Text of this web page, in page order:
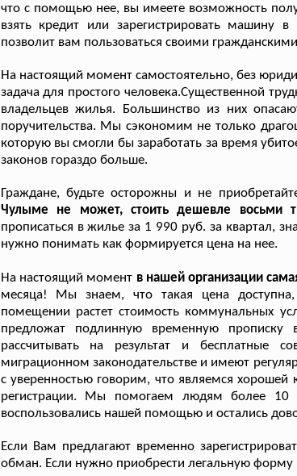
что с помощью нее, вы имеете возможность
взять кредит или зарегистрировать машину
позволит вам пользоваться своими
На настоящий момент самостоятельно, без
задача для простого человека.Существенной
владельцев жилья. Большинство из них
поручительства. Мы сэкономим не только
которую вы смогли бы заработать за время
законов гораздо больше.
Граждане, будьте осторожны и не
Чулыме не может, стоить дешевле восьми
прописаться в жилье за 1 990 руб. за квартал,
нужно понимать как формируется цена на нее.
На настоящий момент в нашей организации
месяца! Мы знаем, что такая цена
помещении растет стоимость коммунальных
предложат подлинную временную
рассчитывать на результат и бесплатные
миграционном законодательстве и имеют
с уверенностью говорим, что являемся
регистрации. Мы помогаем людям более 10
воспользовались нашей помощью и остались
Если Вам предлагают временно
обман. Если нужно приобрести легальную форму